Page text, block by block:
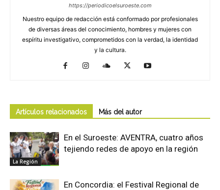
https://periodicoelsuroeste.com
Nuestro equipo de redacción está conformado por profesionales
de diversas áreas del conocimiento, hombres y mujeres con
espíritu investigativo, comprometidos con la verdad, la identidad
y la cultura.
Artículos relacionados Más del autor
La Región
En el Suroeste: AVENTRA, cuatro años
tejiendo redes de apoyo en la región
En Concordia: el Festival Regional de